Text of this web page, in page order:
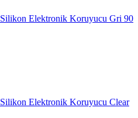
Elektronik Koruyucu Gri 90
Elektronik Koruyucu Clear